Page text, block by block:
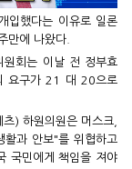
입했다는 이유로 일론
만에 나왔다.
원회는 이날 전 정부효
요구가 21 대 20으로
) 하원의원은 머스크,
활과 안보"를 위협하고
국민에게 책임을 져야